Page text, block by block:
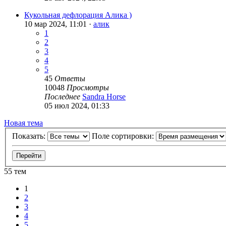
Кукольная дефлорация Алика )
10 мар 2024, 11:01 · алик
1
2
3
4
5
45 Ответы
10048 Просмотры
Последнее Sandra Horse
05 июл 2024, 01:33
Новая тема
Показать:
Поле сортировки:
55 тем
1
2
3
4